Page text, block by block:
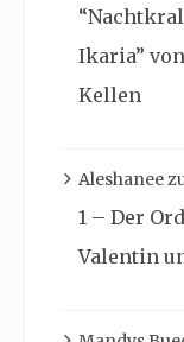
Ikaria”
Kellen
Aleshanee
1 – Der
Valentin